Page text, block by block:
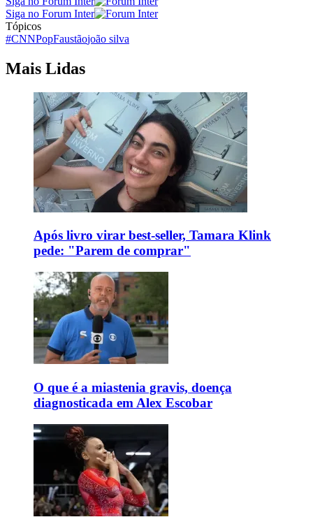
Siga no Forum Inter
Tópicos
#CNNPopFaustãojoão silva
Mais Lidas
Após livro virar best-seller, Tamara Klink
pede: "Parem de comprar"
O que é a miastenia gravis, doença
diagnosticada em Alex Escobar